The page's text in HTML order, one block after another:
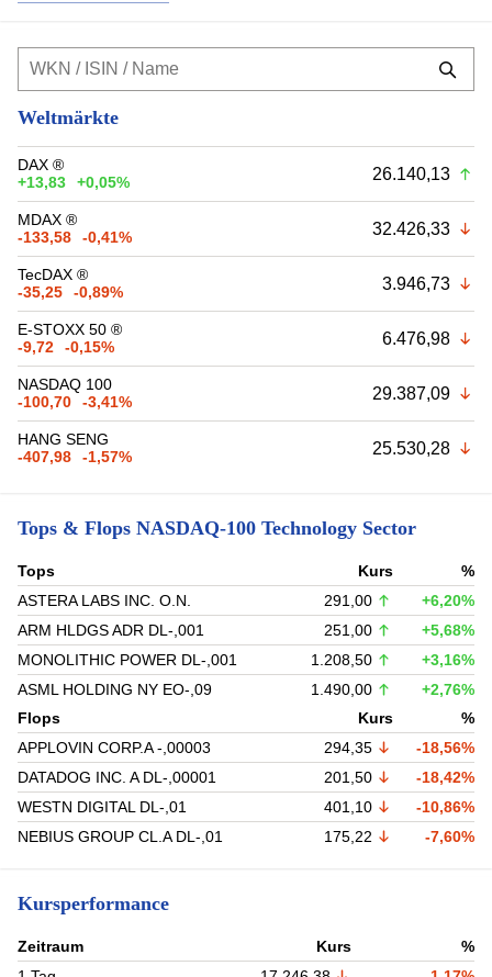
Weltmärkte
DAX ®
+13,83
+0,05% 26.140,13
MDAX ®
-133,58
-0,41% 32.426,33
TecDAX ®
-35,25
-0,89% 3.946,73
E-STOXX 50 ®
-9,72
-0,15% 6.476,98
NASDAQ 100
-100,70
-3,41% 29.387,09
HANG SENG
-407,98
-1,57% 25.530,28
Tops & Flops NASDAQ-100 Technology Sector
Tops Kurs
%
ASTERA LABS INC. O.N.
291,00
+6,20%
ARM HLDGS ADR DL-,001
251,00
+5,68%
MONOLITHIC POWER DL-,001
1.208,50
+3,16%
ASML HOLDING NY EO-,09
1.490,00
+2,76%
Flops
Kurs
%
APPLOVIN CORP.A -,00003
294,35
-18,56%
DATADOG INC. A DL-,00001
201,50
-18,42%
WESTN DIGITAL DL-,01
401,10
-10,86%
NEBIUS GROUP CL.A DL-,01
175,22 -7,60%
Kursperformance
Zeitraum Kurs
%